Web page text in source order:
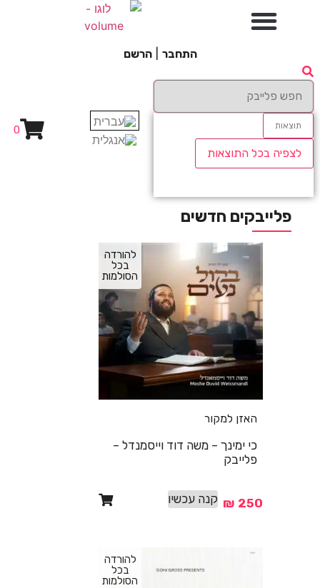
התחבר הרשם
תוצאות
לצפיה בכל התוצאות
0
פלייבקים חדשים
להורדה
בכל
הסולמות
האזן למקור
כי ימינך – משה דוד וייסמנדל –
פלייבק
₪ 250 קנה עכשיו
להורדה
בכל
הסולמות